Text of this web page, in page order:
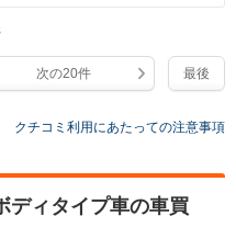
次の20件 最後
クチコミ利用にあたっての注意事項
ディタイプ車の車買